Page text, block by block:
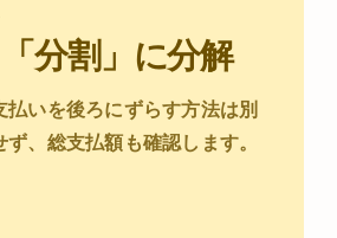
「分割」に分解
いを後ろにずらす方法は別
、総支払額も確認します。